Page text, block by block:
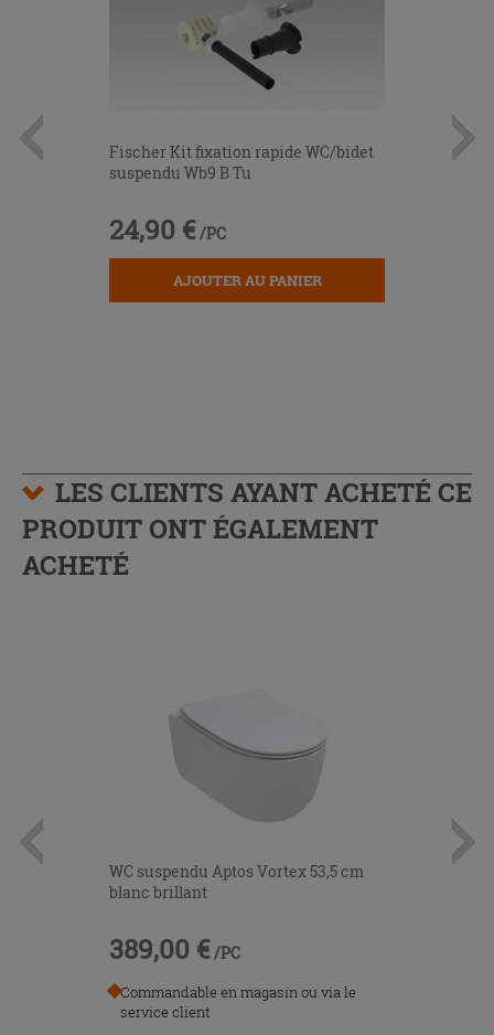
Fischer Kit fixation rapide WC/bidet
suspendu Wb9 B Tu
24,90 € /PC
AJOUTER AU PANIER
LES CLIENTS AYANT ACHETÉ CE
PRODUIT ONT ÉGALEMENT
ACHETÉ
WC suspendu Aptos Vortex 53,5 cm
blanc brillant
389,00 € /PC
Commandable en magasin ou via le
service client